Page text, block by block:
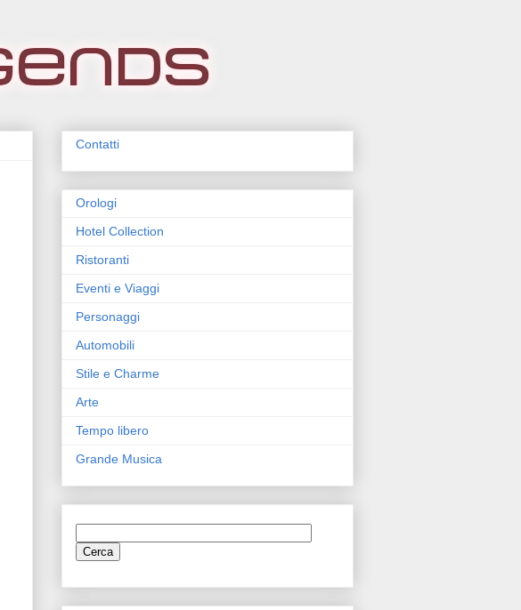
Contatti
Orologi
Hotel Collection
Ristoranti
Eventi e Viaggi
Personaggi
Automobili
Stile e Charme
Arte
Tempo libero
Grande Musica